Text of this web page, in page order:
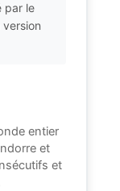
par le
entier
et
et